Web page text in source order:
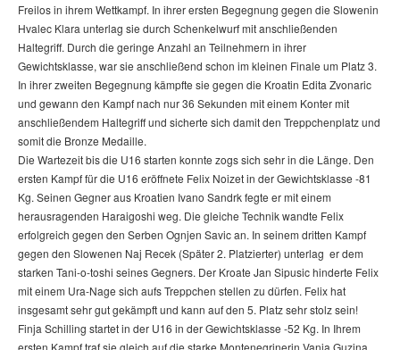
Freilos in ihrem Wettkampf. In ihrer ersten Begegnung gegen die Slowenin
Hvalec Klara unterlag sie durch Schenkelwurf mit anschließenden
Haltegriff. Durch die geringe Anzahl an Teilnehmern in ihrer
Gewichtsklasse, war sie anschließend schon im kleinen Finale um Platz 3.
In ihrer zweiten Begegnung kämpfte sie gegen die Kroatin Edita Zvonaric
und gewann den Kampf nach nur 36 Sekunden mit einem Konter mit
anschließendem Haltegriff und sicherte sich damit den Treppchenplatz und
somit die Bronze Medaille.
Die Wartezeit bis die U16 starten konnte zogs sich sehr in die Länge. Den
ersten Kampf für die U16 eröffnete Felix Noizet in der Gewichtsklasse -81
Kg. Seinen Gegner aus Kroatien Ivano Sandrk fegte er mit einem
herausragenden Haraigoshi weg. Die gleiche Technik wandte Felix
erfolgreich gegen den Serben Ognjen Savic an. In seinem dritten Kampf
gegen den Slowenen Naj Recek (Später 2. Platzierter) unterlag er dem
starken Tani-o-toshi seines Gegners. Der Kroate Jan Sipusic hinderte Felix
mit einem Ura-Nage sich aufs Treppchen stellen zu dürfen. Felix hat
insgesamt sehr gut gekämpft und kann auf den 5. Platz sehr stolz sein!
Finja Schilling startet in der U16 in der Gewichtsklasse -52 Kg. In Ihrem